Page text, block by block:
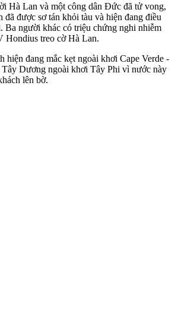
Hà Lan và một công dân Đức đã t‌ử von‌g,
được sơ tán khỏi tàu và hiện đang điều
Ba người khác có triệu chứng nghi nhiễm
Hondius treo cờ Hà Lan.
hiện đang mắc kẹt ngoài khơi Cape Verde -
Dương ngoài khơi Tây Phi vì nước này
lên bờ.